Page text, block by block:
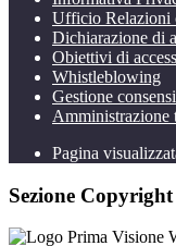
Ufficio Relazioni
Dichiarazione di
Obiettivi di
Whistleblowing
Gestione
Amministrazione
Pagina
Sezione Copyright